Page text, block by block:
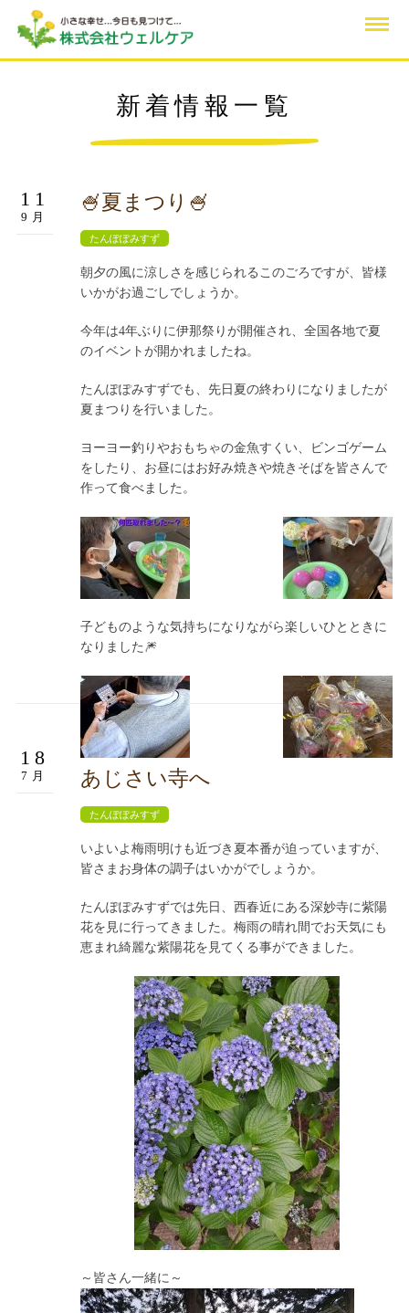
新着情報一覧
11
9月
🍧夏まつり🍧
たんぽぽみすず
朝夕の風に涼しさを感じられるこのごろですが、皆様
いかがお過ごしでしょうか。
今年は4年ぶりに伊那祭りが開催され、全国各地で夏
のイベントが開かれましたね。
たんぽぽみすずでも、先日夏の終わりになりましたが
夏まつりを行いました。
ヨーヨー釣りやおもちゃの金魚すくい、ビンゴゲーム
をしたり、お昼にはお好み焼きや焼きそばを皆さんで
作って食べました。
子どものような気持ちになりながら楽しいひとときに
なりました🎆
18
7月 あじさい寺へ
たんぽぽみすず
いよいよ梅雨明けも近づき夏本番が迫っていますが、
皆さまお身体の調子はいかがでしょうか。
たんぽぽみすずでは先日、西春近にある深妙寺に紫陽
花を見に行ってきました。梅雨の晴れ間でお天気にも
恵まれ綺麗な紫陽花を見てくる事ができました。
～皆さん一緒に～